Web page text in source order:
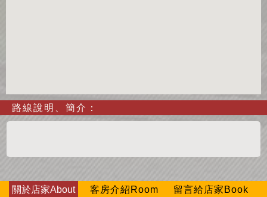
路線說明、簡介：
關於店家About 客房介紹Room 留言給店家Book